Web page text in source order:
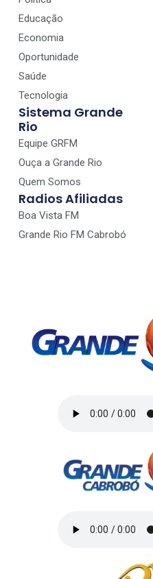
Educação
Economia
Oportunidade
Saúde
Tecnologia
Sistema Grande
Rio
Equipe GRFM
Ouça a Grande Rio
Quem Somos
Radios Afiliadas
Boa Vista FM
Grande Rio FM Cabrobó